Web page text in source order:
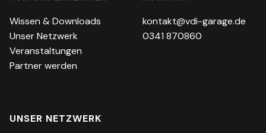
Wissen & Downloads
Unser Netzwerk
Veranstaltungen
Partner werden
kontakt@vdi-garage.de
0341 870860
UNSER NETZWERK